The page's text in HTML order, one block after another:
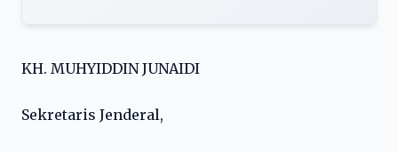
KH. MUHYIDDIN JUNAIDI
Sekretaris Jenderal,